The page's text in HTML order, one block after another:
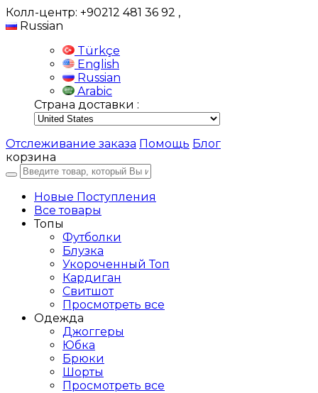
Колл-центр: +90212 481 36 92 ,
Russian
Türkçe
English
Russian
Arabic
Страна доставки :
Отслеживание заказа Помощь Блог
корзина
Новые Поступления
Все товары
Топы
Футболки
Блузка
Укороченный Топ
Кардиган
Свитшот
Просмотреть все
Одежда
Джоггеры
Юбка
Брюки
Шорты
Просмотреть все